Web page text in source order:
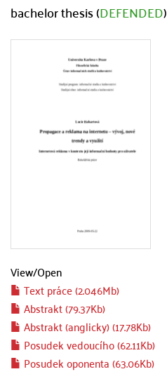
bachelor thesis (DEFENDED)
View/Open
Text práce (2.046Mb)
Abstrakt (79.37Kb)
Abstrakt (anglicky) (17.78Kb)
Posudek vedoucího (62.11Kb)
Posudek oponenta (63.06Kb)